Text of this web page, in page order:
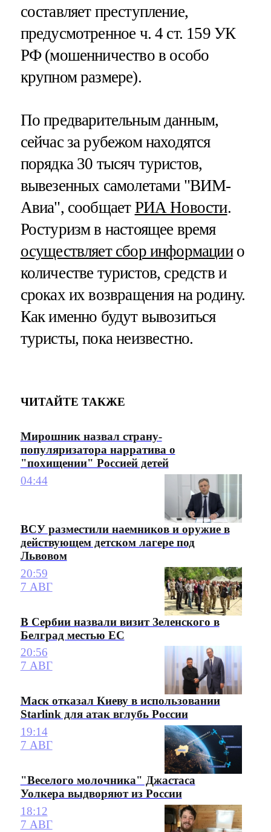
составляет преступление,
предусмотренное ч. 4 ст. 159 УК
РФ (мошенничество в особо
крупном размере).
По предварительным данным,
сейчас за рубежом находятся
порядка 30 тысяч туристов,
вывезенных самолетами "ВИМ-
Авиа", сообщает РИА Новости.
Ростуризм в настоящее время
осуществляет сбор информациио
количестве туристов, средств и
сроках их возвращения на родину.
Как именно будут вывозиться
туристы, пока неизвестно.
ЧИТАЙТЕ ТАКЖЕ
Мирошник назвал страну-
популяризатора нарратива о
"похищении" Россией детей
04:44
ВСУ разместили наемников и оружие в
действующем детском лагере под
Львовом
20:59
7 АВГ
В Сербии назвали визит Зеленского в
Белград местью ЕС
20:56
7 АВГ
Маск отказал Киеву в использовании
Starlink для атак вглубь России
19:14
7 АВГ
"Веселого молочника" Джастаса
Уолкера выдворяют из России
18:12
7 АВГ